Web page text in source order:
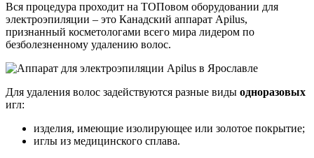
Вся процедура проходит на ТОПовом оборудовании для
электроэпиляции – это Канадский аппарат Аpilus,
признанный косметологами всего мира лидером по
безболезненному удалению волос.
Для удаления волос задействуются разные виды одноразовых
игл:
изделия, имеющие изолирующее или золотое покрытие;
иглы из медицинского сплава.